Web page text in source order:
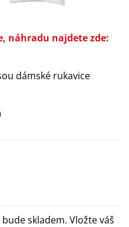
náhradu najdete zde:
dámské rukavice
skladem. Vložte váš